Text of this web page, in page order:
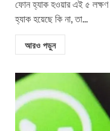
ফোন হ্যাক হওয়ার এই ৫
হ্যাক হয়েছে কি না, তা...
আরও পড়ুন